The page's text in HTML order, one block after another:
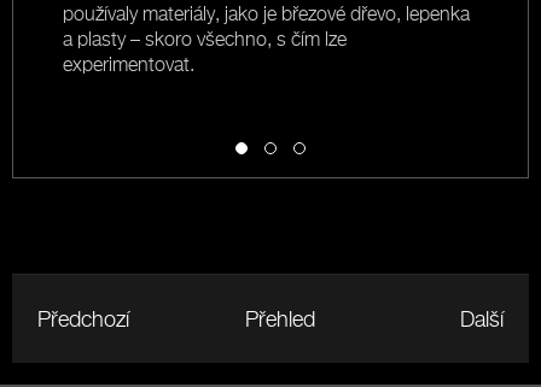
používaly materiály, jako je březové dřevo, lepenka
a plasty – skoro všechno, s čím lze
experimentovat.
Předchozí Přehled Další